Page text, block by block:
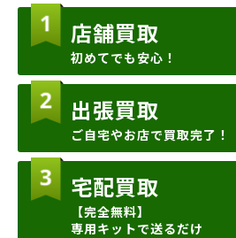
店舗買取
初めてでも安心！
出張買取
ご自宅やお店で買取完了！
宅配買取
【完全無料】
専用キットで送るだけ